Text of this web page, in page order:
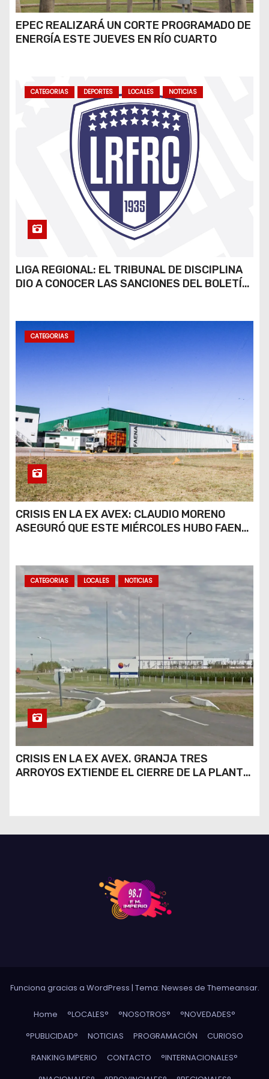
EPEC REALIZARÁ UN CORTE PROGRAMADO DE
ENERGÍA ESTE JUEVES EN RÍO CUARTO
CATEGORIAS DEPORTES LOCALES NOTICIAS
LIGA REGIONAL: EL TRIBUNAL DE DISCIPLINA
DIO A CONOCER LAS SANCIONES DEL BOLETÍN
CATEGORIAS
CRISIS EN LA EX AVEX: CLAUDIO MORENO
ASEGURÓ QUE ESTE MIÉRCOLES HUBO FAENA
CATEGORIAS LOCALES NOTICIAS
CRISIS EN LA EX AVEX. GRANJA TRES
ARROYOS EXTIENDE EL CIERRE DE LA PLANTA
Funciona gracias a WordPress | Tema: Newses de Themeansar.
Home °LOCALES° °NOSOTROS°
°NOVEDADES°
°PUBLICIDAD°
NOTICIAS PROGRAMACIÓN
CURIOSO
RANKING IMPERIO
CONTACTO
°INTERNACIONALES°